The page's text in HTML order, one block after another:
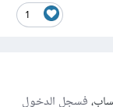
1
فسجل الدخول